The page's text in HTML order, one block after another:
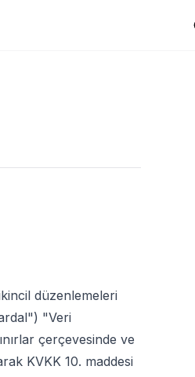
düzenlemeleri
"Veri
çerçevesinde ve
KVKK 10. maddesi